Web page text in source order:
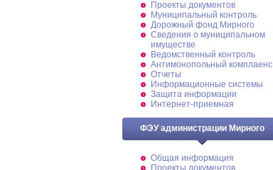
Проекты документов
Муниципальный контроль
Дорожный фонд Мирного
Cведения о муниципальном
имуществе
Ведомственный контроль
Антимонопольный комплаенс
Отчеты
Информационные системы
Защита информации
Интернет-приемная
ФЭУ администрации Мирного
Общая информация
Проекты документов